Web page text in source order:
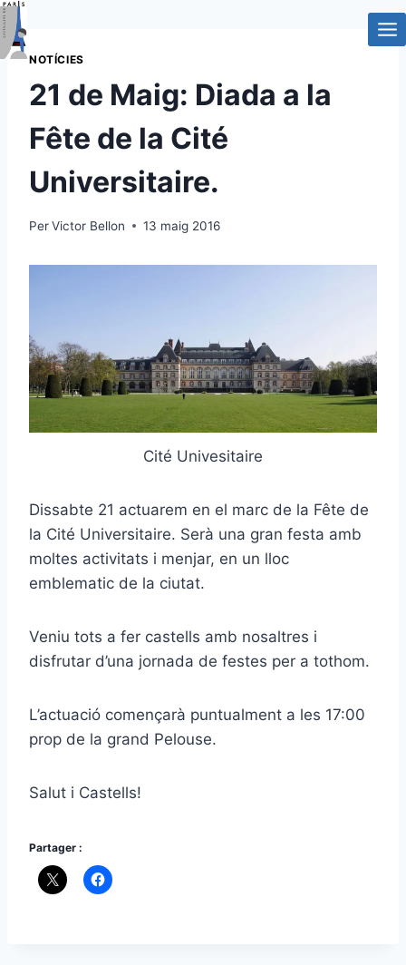
Vés
al
contingut
NOTÍCIES
21 de Maig: Diada a la
Fête de la Cité
Universitaire.
PerVictor Bellon 13 maig 2016
Cité Univesitaire
Dissabte 21 actuarem en el marc de la Fête de
la Cité Universitaire. Serà una gran festa amb
moltes activitats i menjar, en un lloc
emblematic de la ciutat.
Veniu tots a fer castells amb nosaltres i
disfrutar d’una jornada de festes per a tothom.
L’actuació començarà puntualment a les 17:00
prop de la grand Pelouse.
Salut i Castells!
Partager :